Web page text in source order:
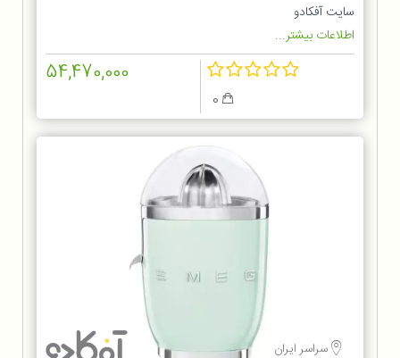
سایت آفکادو
اطلاعات بیشتر...
54,470,000
سراسر ایران